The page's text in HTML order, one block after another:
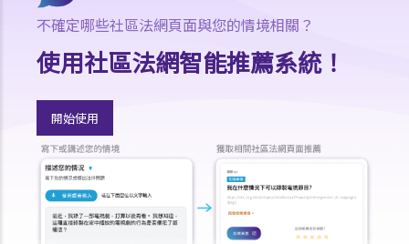
不確定哪些社區法網頁面與您的情境相關？
使用社區法網智能推薦系統！
開始使用